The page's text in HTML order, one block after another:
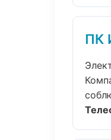
ПК